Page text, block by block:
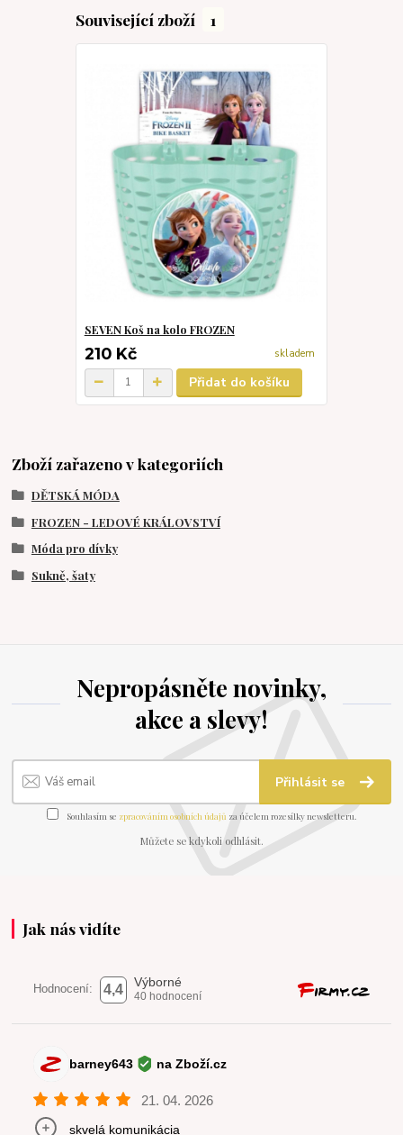
Související zboží 1
SEVEN Koš na kolo FROZEN
210 Kč skladem
Přidat do košíku
Zboží zařazeno v kategoriích
DĚTSKÁ MÓDA
FROZEN - LEDOVÉ KRÁLOVSTVÍ
Móda pro dívky
Sukně, šaty
Nepropásněte novinky,
akce a slevy!
Přihlásit se
Souhlasím se zpracováním osobních údajů za účelem rozesílky newsletteru.
Můžete se kdykoli odhlásit.
Jak nás vidíte